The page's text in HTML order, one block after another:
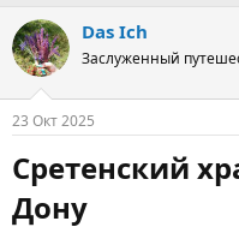
Das Ich
Заслуженный
23 Окт 2025
Сретенский
Дону​